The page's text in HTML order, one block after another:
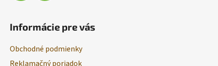
Informácie pre vás
Obchodné podmienky
Reklamačný poriadok